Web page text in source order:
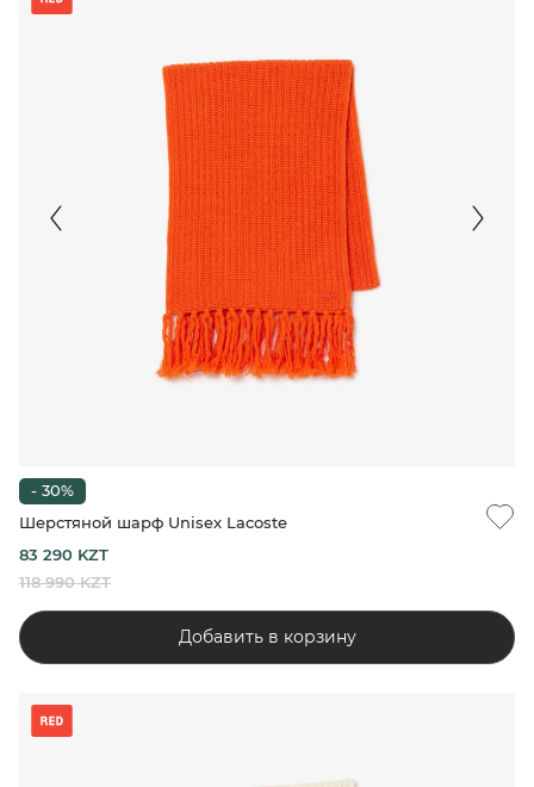
- 30%
Шерстяной шарф Unisex Lacoste
83 290 KZT
118 990 KZT
Добавить в корзину